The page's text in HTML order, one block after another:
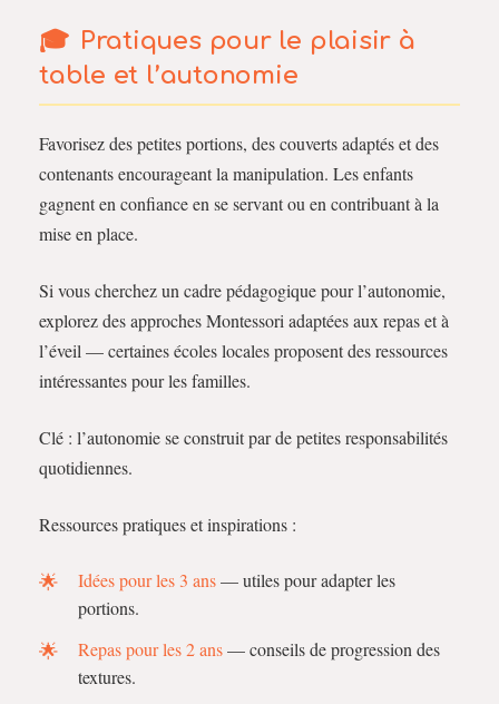
Pratiques pour le plaisir à
table et l’autonomie
Favorisez des petites portions, des couverts adaptés et des
contenants encourageant la manipulation. Les enfants
gagnent en confiance en se servant ou en contribuant à la
mise en place.
Si vous cherchez un cadre pédagogique pour l’autonomie,
explorez des approches Montessori adaptées aux repas et à
l’éveil — certaines écoles locales proposent des ressources
intéressantes pour les familles.
Clé : l’autonomie se construit par de petites responsabilités
quotidiennes.
Ressources pratiques et inspirations :
Idées pour les 3 ans— utiles pour adapter les
portions.
Repas pour les 2 ans— conseils de progression des
textures.